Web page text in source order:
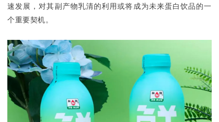
速发展，对其副产物乳清的利用或将成为未来蛋白饮品的一
个重要契机。